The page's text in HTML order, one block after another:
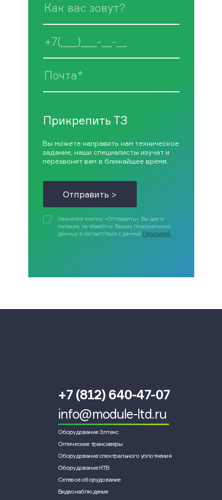
Прикрепить ТЗ
Вы можете направить нам техническое
задание, наши специалисты изучат и
перезвонят вам в ближайшее время.
Отправить >
Нажимая кнопку «Отправить», Вы даете
согласие на обработку Ваших персональных
данных в соответствии с данной Политикой
+7 (812) 640-47-07
info@module-ltd.ru
Оборудование Элтекс
Оптические трансиверы
Оборудование спектрального уплотнения
Оборудование КТВ
Сетевое оборудование
Видеонаблюдение